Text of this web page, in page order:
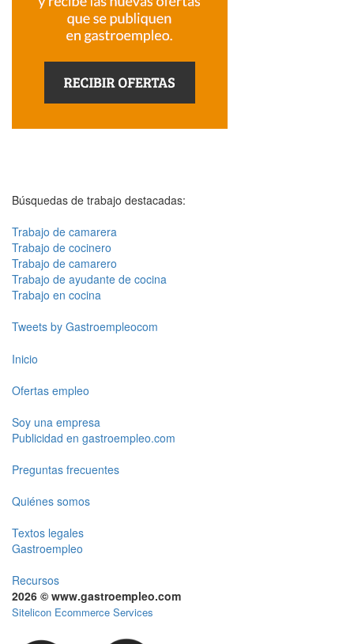
Búsquedas de trabajo destacadas:
Trabajo de camarera
Trabajo de cocinero
Trabajo de camarero
Trabajo de ayudante de cocina
Trabajo en cocina
Tweets by Gastroempleocom
Inicio
Ofertas empleo
Soy una empresa
Publicidad en gastroempleo.com
Preguntas frecuentes
Quiénes somos
Textos legales
Gastroempleo
Recursos
2026 © www.gastroempleo.com
Sitelicon Ecommerce Services